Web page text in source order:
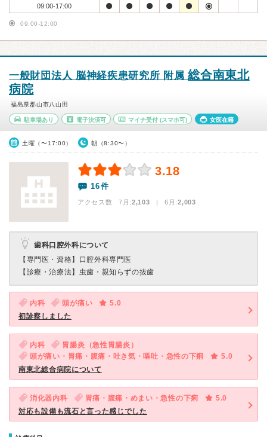
09:00-17:00
09:00-12:00
一般財団法人 脳神経疾患研究所 附属総合南東北
病院
福島県郡山市八山田
駐車場あり 電子決済可 マイナ受付 (スマホ可) 女医在籍
土曜（〜17:00） 朝（8:30〜）
3.18
16件
アクセス数 7月:2,103 | 6月:2,003
歯科口腔外科について
【専門医・資格】 口腔外科専門医
【診療・治療法】 虫歯・親知らずの抜歯
内科 頭が痛い
5.0
初診察しました
内科
胃腸炎（急性胃腸炎）
頭が痛い・胃痛・腹痛・吐き気・嘔吐・急性の下痢
5.0
南東北総合病院について
消化器内科 胃痛・腹痛・めまい・急性の下痢
5.0
対応も設備も流石と言った感じでした